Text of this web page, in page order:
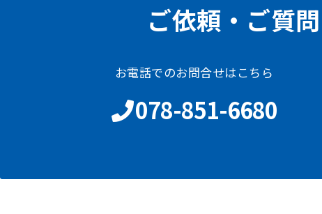
ご依頼・ご質
お電話でのお問合せはこちら
078-851-6680